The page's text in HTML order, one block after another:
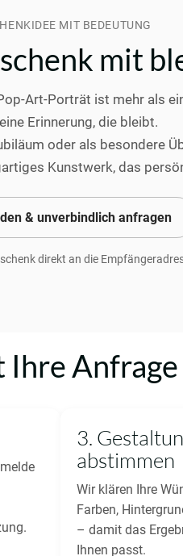
MIT BEDEUTUNG
mit
Art-Porträt ist mehr als
Erinnerung, die bleibt.
oder als besondere
Kunstwerk, das
& unverbindlich anfragen
direkt an die
Ihre Anfrage
3.
abstimmen
Wir klären Ihre
Farben,
– damit das
Ihnen passt.